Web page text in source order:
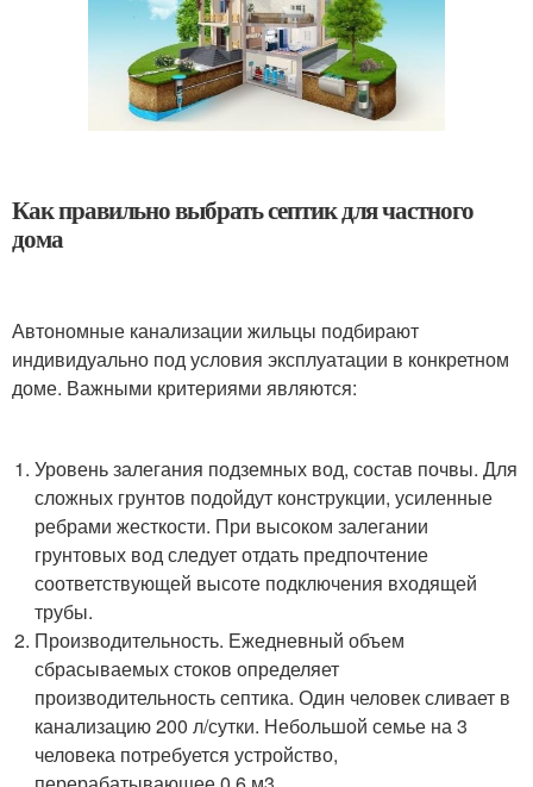
Как правильно выбрать септик для частного
дома
Автономные канализации жильцы подбирают
индивидуально под условия эксплуатации в конкретном
доме. Важными критериями являются:
Уровень залегания подземных вод, состав почвы. Для
сложных грунтов подойдут конструкции, усиленные
ребрами жесткости. При высоком залегании
грунтовых вод следует отдать предпочтение
соответствующей высоте подключения входящей
трубы.
Производительность. Ежедневный объем
сбрасываемых стоков определяет
производительность септика. Один человек сливает в
канализацию 200 л/сутки. Небольшой семье на 3
человека потребуется устройство,